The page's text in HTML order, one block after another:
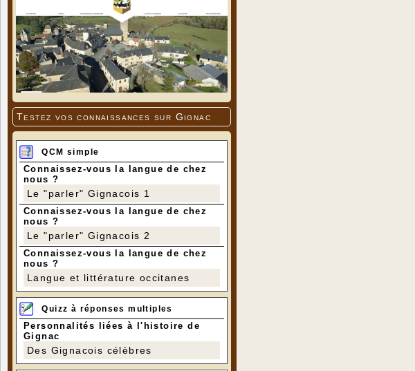
Testez vos connaissances sur Gignac
QCM simple
Connaissez-vous la langue de chez
nous ?
Le "parler" Gignacois 1
Connaissez-vous la langue de chez
nous ?
Le "parler" Gignacois 2
Connaissez-vous la langue de chez
nous ?
Langue et littérature occitanes
Quizz à réponses multiples
Personnalités liées à l'histoire de
Gignac
Des Gignacois célèbres